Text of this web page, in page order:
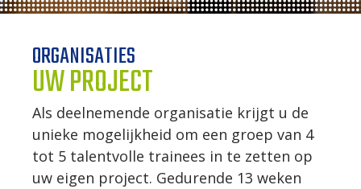
ORGANISATIES
UW PROJECT
Als deelnemende organisatie krijgt u de
unieke mogelijkheid om een groep van 4
tot 5 talentvolle trainees in te zetten op
uw eigen project. Gedurende 13 weken